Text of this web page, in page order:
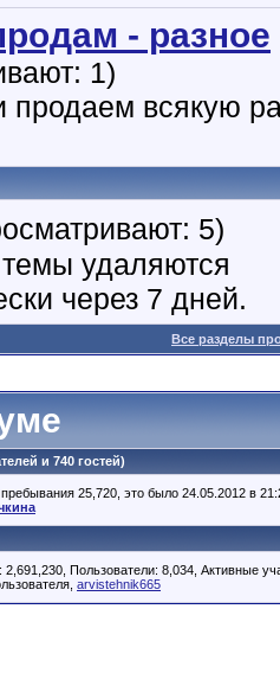
- разное
1)
продаем всякую
5)
удаляются
через 7 дней.
Все разделы
и 740 гостей)
25,720, это было 24.05.2012 в
Пользователи: 8,034, Активные
arvistehnik665